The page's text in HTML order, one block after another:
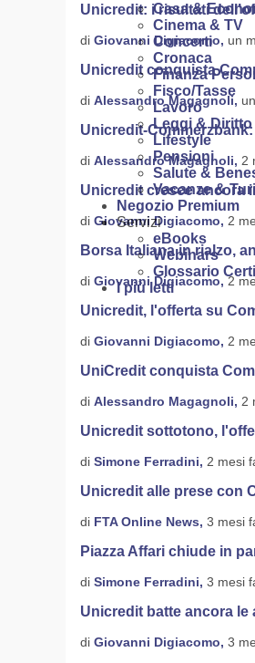
Casa &
Cinema & TV
Concerti
Cronaca
Finanza
Fisco/Tasse
Lavoro
Leggi & Diritto
Lifestyle
Pensioni
Salute &
Vacanze &
Negozio Premium
Servizi
eBooks
Webinars
Glossario
I più letti
Unicredit: i risultati
di Giovanni Digiacomo, un
Unicredit conquista
di Alessandro Magagnoli,
Unicredit-
di Alessandro Magagnoli, 2
Unicredit cresce ancora
di Giovanni Digiacomo, 2
Borsa Italiana in rialzo,
di Giovanni Digiacomo,2
Unicredit, l'offerta su
di Giovanni Digiacomo, 2
UniCredit conquista
di Alessandro Magagnoli, 2
Unicredit sottotono,
di Simone Ferradini, 2 mesi
Unicredit alle prese con
di FTA Online News, 3 mesi
Piazza Affari chiude in
di Simone Ferradini, 3 mesi
Unicredit batte ancora le
di Giovanni Digiacomo, 3